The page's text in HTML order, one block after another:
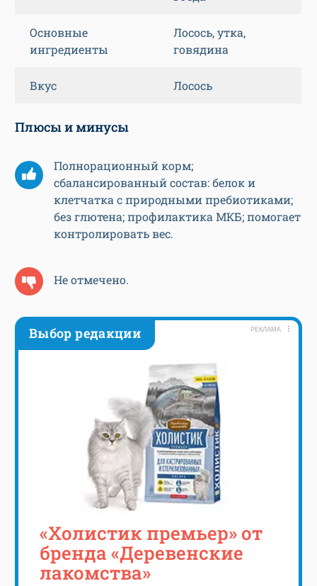
Основные
ингредиенты
Лосось, утка,
говядина
Вкус Лосось
Плюсы и минусы
Полнорационный корм;
сбалансированный состав: белок и
клетчатка с природными пребиотиками;
без глютена; профилактика МКБ; помогает
контролировать вес.
Не отмечено.
Выбор редакции РЕКЛАМА
«Холистик премьер» от
бренда «Деревенские
лакомства»